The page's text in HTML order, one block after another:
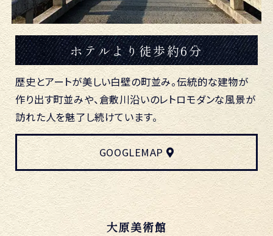
ホテルより徒歩約6分
歴史とアートが美しい白壁の町並み。伝統的な建物が
作り出す町並みや、倉敷川沿いのレトロモダンな風景が
訪れた人を魅了し続けています。
GOOGLEMAP
大原美術館